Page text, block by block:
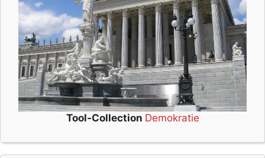
Tool-Collection Demokratie